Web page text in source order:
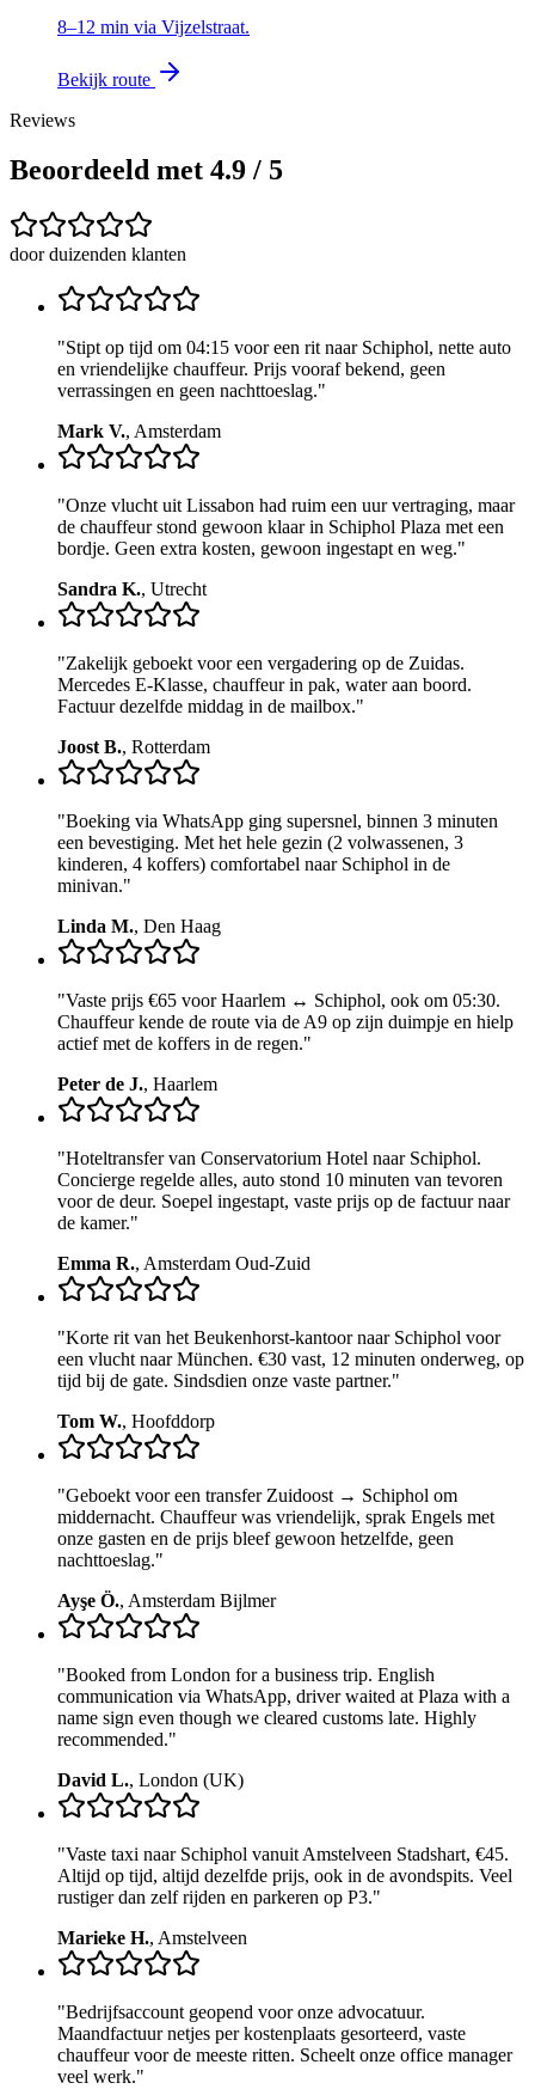
8–12 min via Vijzelstraat.
Bekijk route
Reviews
Beoordeeld met 4.9 / 5
door duizenden klanten
"Stipt op tijd om 04:15 voor een rit naar Schiphol, nette auto
en vriendelijke chauffeur. Prijs vooraf bekend, geen
verrassingen en geen nachttoeslag."
Mark V., Amsterdam
"Onze vlucht uit Lissabon had ruim een uur vertraging, maar
de chauffeur stond gewoon klaar in Schiphol Plaza met een
bordje. Geen extra kosten, gewoon ingestapt en weg."
Sandra K., Utrecht
"Zakelijk geboekt voor een vergadering op de Zuidas.
Mercedes E-Klasse, chauffeur in pak, water aan boord.
Factuur dezelfde middag in de mailbox."
Joost B., Rotterdam
"Boeking via WhatsApp ging supersnel, binnen 3 minuten
een bevestiging. Met het hele gezin (2 volwassenen, 3
kinderen, 4 koffers) comfortabel naar Schiphol in de
minivan."
Linda M., Den Haag
"Vaste prijs €65 voor Haarlem ↔ Schiphol, ook om 05:30.
Chauffeur kende de route via de A9 op zijn duimpje en hielp
actief met de koffers in de regen."
Peter de J., Haarlem
"Hoteltransfer van Conservatorium Hotel naar Schiphol.
Concierge regelde alles, auto stond 10 minuten van tevoren
voor de deur. Soepel ingestapt, vaste prijs op de factuur naar
de kamer."
Emma R., Amsterdam Oud-Zuid
"Korte rit van het Beukenhorst-kantoor naar Schiphol voor
een vlucht naar München. €30 vast, 12 minuten onderweg, op
tijd bij de gate. Sindsdien onze vaste partner."
Tom W., Hoofddorp
"Geboekt voor een transfer Zuidoost → Schiphol om
middernacht. Chauffeur was vriendelijk, sprak Engels met
onze gasten en de prijs bleef gewoon hetzelfde, geen
nachttoeslag."
Ayşe Ö., Amsterdam Bijlmer
"Booked from London for a business trip. English
communication via WhatsApp, driver waited at Plaza with a
name sign even though we cleared customs late. Highly
recommended."
David L., London (UK)
"Vaste taxi naar Schiphol vanuit Amstelveen Stadshart, €45.
Altijd op tijd, altijd dezelfde prijs, ook in de avondspits. Veel
rustiger dan zelf rijden en parkeren op P3."
Marieke H., Amstelveen
"Bedrijfsaccount geopend voor onze advocatuur.
Maandfactuur netjes per kostenplaats gesorteerd, vaste
chauffeur voor de meeste ritten. Scheelt onze office manager
veel werk."